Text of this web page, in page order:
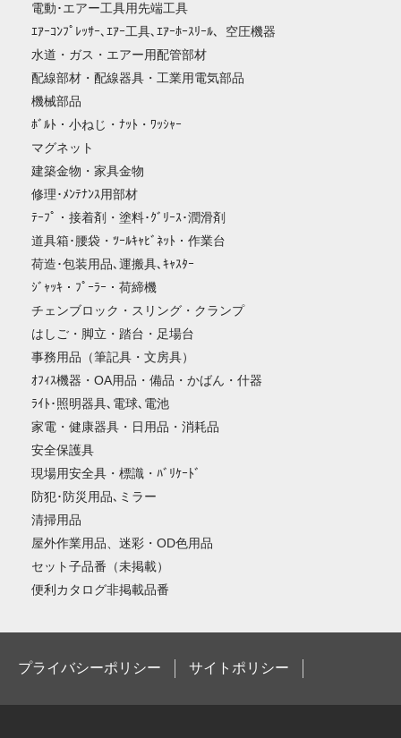
電動･エアー工具用先端工具
ｴｱｰｺﾝﾌﾟﾚｯｻｰ､ｴｱｰ工具､ｴｱｰﾎｰｽﾘｰﾙ、空圧機器
水道・ガス・エアー用配管部材
配線部材・配線器具・工業用電気部品
機械部品
ﾎﾞﾙﾄ・小ねじ・ﾅｯﾄ・ﾜｯｼｬｰ
マグネット
建築金物・家具金物
修理･ﾒﾝﾃﾅﾝｽ用部材
ﾃｰﾌﾟ・接着剤・塗料･ｸﾞﾘｰｽ･潤滑剤
道具箱･腰袋・ﾂｰﾙｷｬﾋﾞﾈｯﾄ・作業台
荷造･包装用品､運搬具､ｷｬｽﾀｰ
ｼﾞｬｯｷ・ﾌﾟｰﾗｰ・荷締機
チェンブロック・スリング・クランプ
はしご・脚立・踏台・足場台
事務用品（筆記具・文房具）
ｵﾌｨｽ機器・OA用品・備品・かばん・什器
ﾗｲﾄ･照明器具､電球､電池
家電・健康器具・日用品・消耗品
安全保護具
現場用安全具・標識・ﾊﾞﾘｹｰﾄﾞ
防犯･防災用品､ミラー
清掃用品
屋外作業用品、迷彩・OD色用品
セット子品番（未掲載）
便利カタログ非掲載品番
プライバシーポリシー サイトポリシー